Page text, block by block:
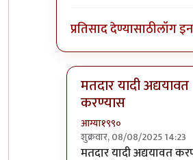
प्रतिसाद देण्यासाठीलॉग
मतदार यादी अद्ययावत
करण्यास
आग्या१९९०
शुक्रवार, 08/08/2025 14:23
In reply toसेल्फ गोल
मतदार यादी अद्ययावत